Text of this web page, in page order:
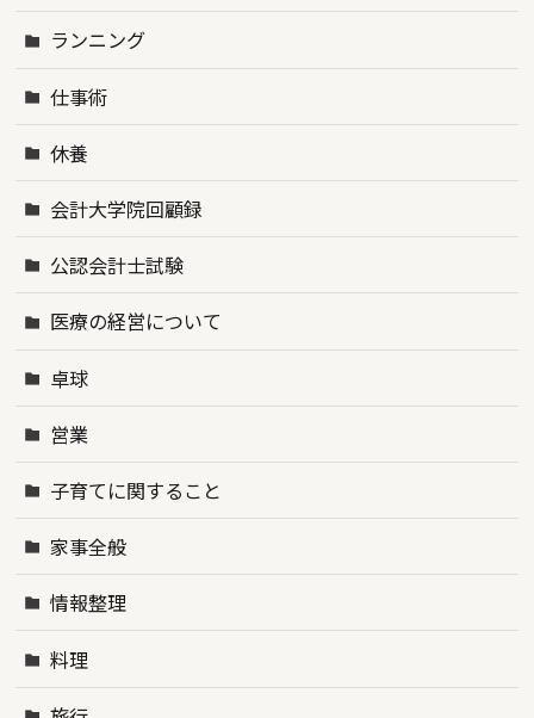
ランニング
仕事術
休養
会計大学院回顧録
公認会計士試験
医療の経営について
卓球
営業
子育てに関すること
家事全般
情報整理
料理